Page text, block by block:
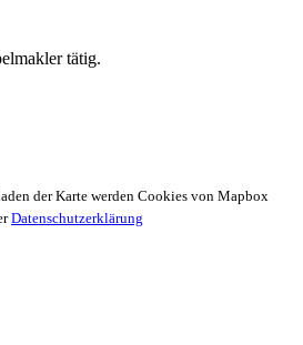
tätig.
der Karte werden Cookies von Mapbox
Datenschutzerklärung